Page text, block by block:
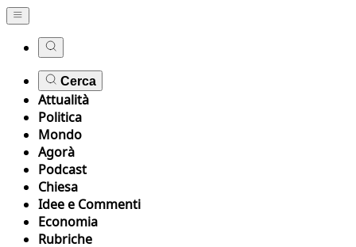
Cerca
Attualità
Politica
Mondo
Agorà
Podcast
Chiesa
Idee e Commenti
Economia
Rubriche